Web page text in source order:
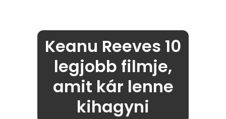
Keanu Reeves 10
legjobb filmje,
amit kár lenne
kihagyni